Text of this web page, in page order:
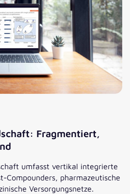
Fragmentiert,
umfasst vertikal integrierte
Compounders, pharmazeutische
Versorgungsnetze.